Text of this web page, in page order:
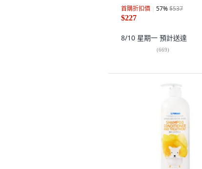
首購折扣價 57%$537
$227
8/10 星期一 預計送達
(669)